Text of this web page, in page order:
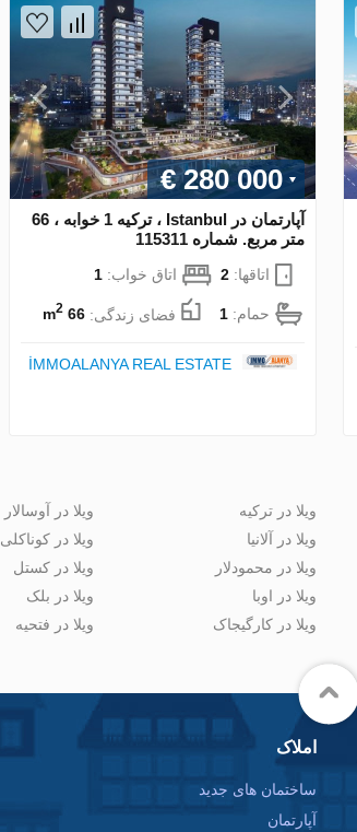
€ 280 000
آپارتمان در Istanbul ، ترکیه 1 خوابه ، 66
متر مربع. شماره 115311
اتاقها: 2 اتاق خواب: 1
حمام: 1 فضای زندگی: 66 m
2
İMMOALANYA REAL ESTATE
ویلا در ترکیه
ویلا در آلانیا
ویلا در محمودلار
ویلا در اوبا
ویلا در کارگیجاک
ویلا در آوسالار
ویلا در کوناکلی
ویلا در کستل
ویلا در بلک
ویلا در فتحیه
املاک
ساختمان های جدید
آپارتمان